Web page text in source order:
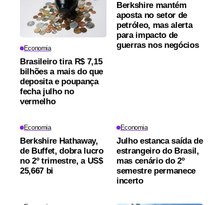
Economia
Brasileiro tira R$ 7,15
bilhões a mais do que
deposita e poupança
fecha julho no
vermelho
Berkshire mantém
aposta no setor de
petróleo, mas alerta
para impacto de
guerras nos negócios
Economia
Berkshire Hathaway,
de Buffet, dobra lucro
no 2º trimestre, a US$
25,667 bi
Economia
Julho estanca saída de
estrangeiro do Brasil,
mas cenário do 2º
semestre permanece
incerto